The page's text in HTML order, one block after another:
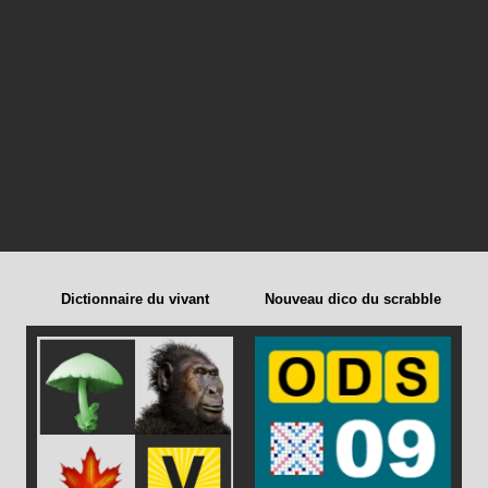
Dictionnaire du vivant Nouveau dico du scrabble